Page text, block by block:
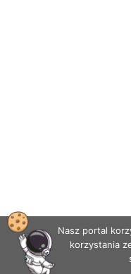
Nasz portal
korzystania